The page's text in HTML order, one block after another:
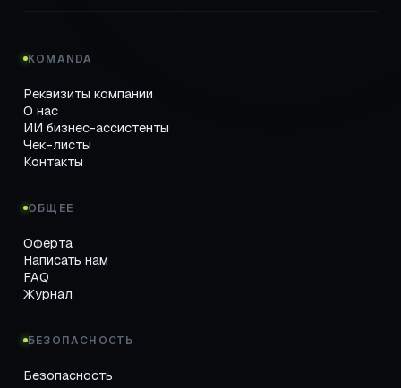
KOMANDA
Реквизиты компании
О нас
ИИ бизнес-ассистенты
Чек-листы
Контакты
ОБЩЕЕ
Оферта
Написать нам
FAQ
Журнал
БЕЗОПАСНОСТЬ
Безопасность